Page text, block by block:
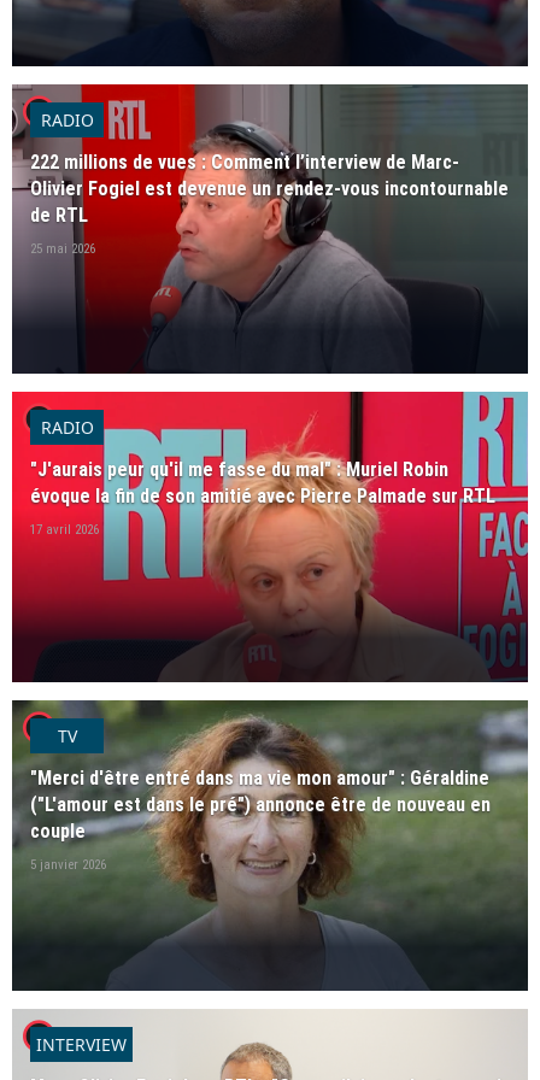
player2RADIO
222 millions de vues : Comment l’interview de Marc-
Olivier Fogiel est devenue un rendez-vous incontournable
de RTL
25 mai 2026
player2RADIO
"J'aurais peur qu'il me fasse du mal" : Muriel Robin
évoque la fin de son amitié avec Pierre Palmade sur RTL
17 avril 2026
player2TV
"Merci d'être entré dans ma vie mon amour" : Géraldine
("L'amour est dans le pré") annonce être de nouveau en
couple
5 janvier 2026
player2
INTERVIEW